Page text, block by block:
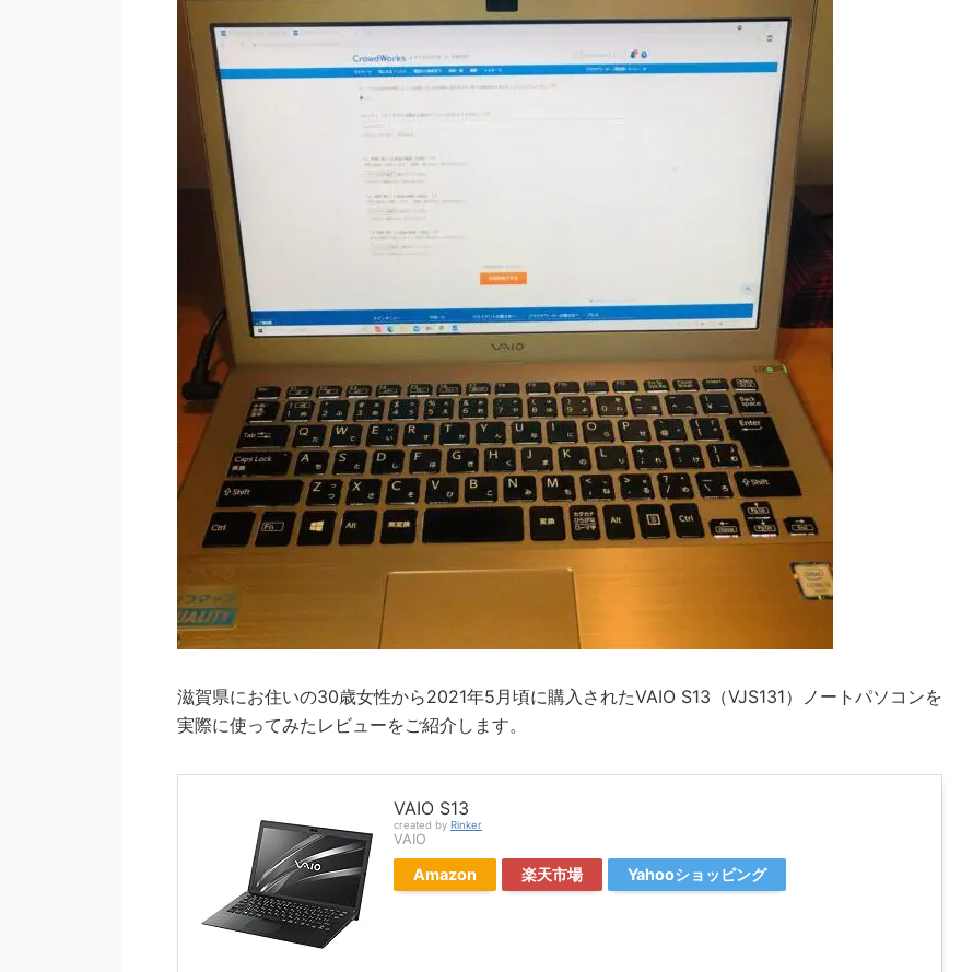
滋賀県にお住いの30歳女性から2021年5月頃に購入されたVAIO S13（VJS131）ノートパソコンを
実際に使ってみたレビューをご紹介します。
VAIO S13
created by Rinker
VAIO
Amazon 楽天市場 Yahooショッピング